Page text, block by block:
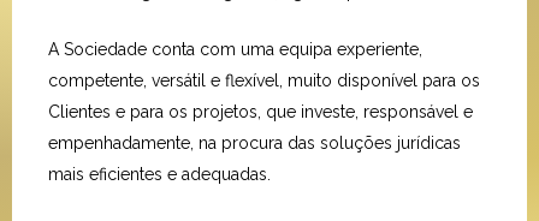
A Sociedade conta com uma equipa experiente,
competente, versátil e flexível, muito disponível para os
Clientes e para os projetos, que investe, responsável e
empenhadamente, na procura das soluções jurídicas
mais eficientes e adequadas.